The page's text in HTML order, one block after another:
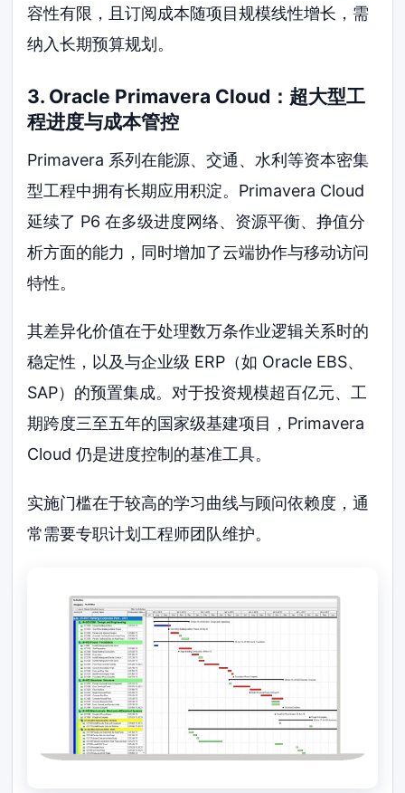
容性有限，且订阅成本随项目规模线性增长，需
纳入长期预算规划。
3. Oracle Primavera Cloud：超大型工
程进度与成本管控
Primavera 系列在能源、交通、水利等资本密集
型工程中拥有长期应用积淀。Primavera Cloud
延续了 P6 在多级进度网络、资源平衡、挣值分
析方面的能力，同时增加了云端协作与移动访问
特性。
其差异化价值在于处理数万条作业逻辑关系时的
稳定性，以及与企业级 ERP（如 Oracle EBS、
SAP）的预置集成。对于投资规模超百亿元、工
期跨度三至五年的国家级基建项目，Primavera
Cloud 仍是进度控制的基准工具。
实施门槛在于较高的学习曲线与顾问依赖度，通
常需要专职计划工程师团队维护。